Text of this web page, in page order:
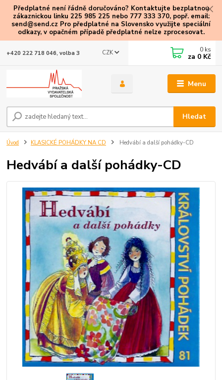
Předplatné není řádně doručováno? Kontaktujte bezplatnou
zákaznickou linku 225 985 225 nebo 777 333 370, popř. email:
send@send.cz Pro předplatné na Slovensko využijte speciální
odkazy, v opačném případě předplatné nelze zprocesovat.
Menu
CZK
Hledat
+420 222 718 046, volba 3 0 ks
za 0 Kč
Úvod KLASICKÉ POHÁDKY NA CD Hedvábí a další pohádky-CD
Hedvábí a další pohádky-CD